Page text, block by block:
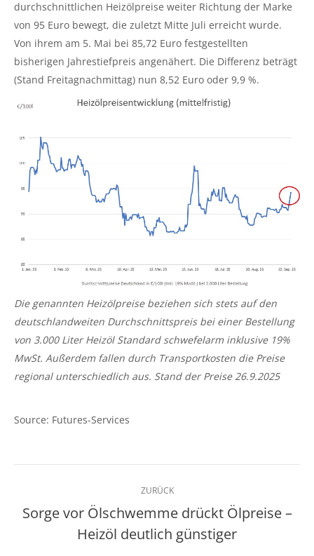
durchschnittlichen Heizölpreise weiter Richtung der Marke
von 95 Euro bewegt, die zuletzt Mitte Juli erreicht wurde.
Von ihrem am 5. Mai bei 85,72 Euro festgestellten
bisherigen Jahrestiefpreis angenähert. Die Differenz beträgt
(Stand Freitagnachmittag) nun 8,52 Euro oder 9,9 %.
Die genannten Heizölpreise beziehen sich stets auf den
deutschlandweiten Durchschnittspreis bei einer Bestellung
von 3.000 Liter Heizöl Standard schwefelarm inklusive 19%
MwSt. Außerdem fallen durch Transportkosten die Preise
regional unterschiedlich aus. Stand der Preise 26.9.2025
Source: Futures-Services
Kommentarnavigation
ZURÜCK
Vorheriger
Beitrag:
Sorge vor Ölschwemme drückt Ölpreise –
Heizöl deutlich günstiger